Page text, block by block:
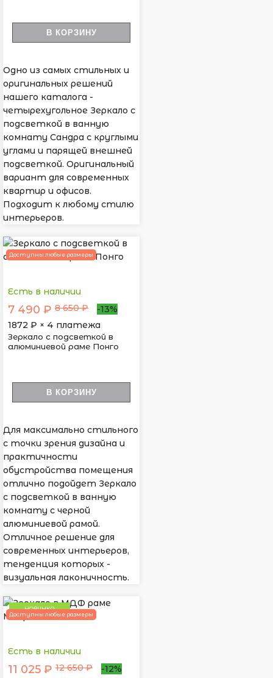
В КОРЗИНУ
Одно из самых стильных и
оригинальных решений
нашего каталога -
четырехугольное Зеркало с
подсветкой в ванную
комнату Сандра с круглыми
углами и парящей внешней
подсветкой. Оригинальный
вариант для современных
квартир и офисов.
Подходит к любому стилю
интерьеров.
Доступны любые размеры
Есть в наличии
7 490 ₽ 8 650 ₽
-13%
1872 ₽ × 4 платежа
Зеркало с подсветкой в
алюминиевой раме Понго
В КОРЗИНУ
Для максимально стильного
с точки зрения дизайна и
практичности
обустройства помещения
отлично подойдет Зеркало
с подсветкой в ванную
комнату с черной
алюминиевой рамой.
Отличное решение для
современных интерьеров,
тенденция которых -
визуальная лаконичность.
НОВИНКА
Доступны любые размеры
Есть в наличии
11 025 ₽ 12 650 ₽ -12%